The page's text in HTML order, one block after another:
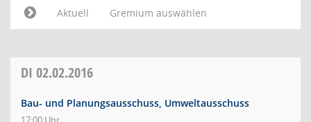
Aktuell
Gremium auswählen
DI 02.02.2016
Bau- und Planungsausschuss, Umweltausschuss